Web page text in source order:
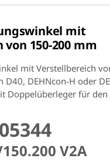
mit
150-200 mm
mit Verstellbereich
D40, DEHNcon-H oder
Doppelüberleger für den
V2A